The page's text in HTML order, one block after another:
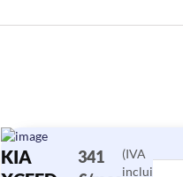
KIA
341
(IVA
incluido)